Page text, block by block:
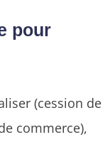
pour
(cession de
commerce),